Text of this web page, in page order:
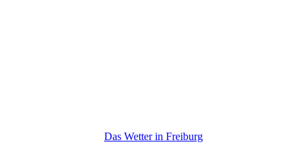
Das Wetter in Freiburg